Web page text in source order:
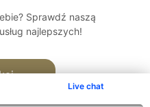
Live chat
Sprawdź naszą
najlepszych!